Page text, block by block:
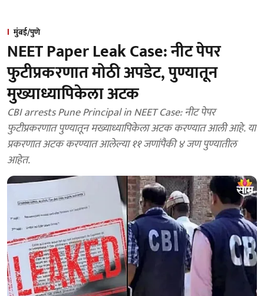
मुंबई/पुणे
NEET Paper Leak Case: नीट पेपर
फुटीप्रकरणात मोठी अपडेट, पुण्यातून
मुख्याध्यापिकेला अटक
CBI arrests Pune Principal in NEET Case: नीट पेपर
फुटीप्रकरणात पुण्यातून मख्याध्यापिकेला अटक करण्यात आली आहे. या
प्रकरणात अटक करण्यात आलेल्या ११ जणांपैकी ४ जण पुण्यातील
आहेत.